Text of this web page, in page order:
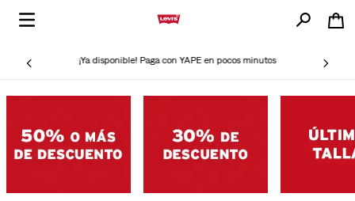
¡Ya disponible! Paga con YAPE en pocos minutos